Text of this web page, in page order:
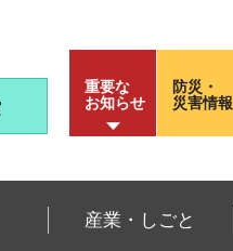
重要な
お知らせ
防災・
災害情報
産業・しごと